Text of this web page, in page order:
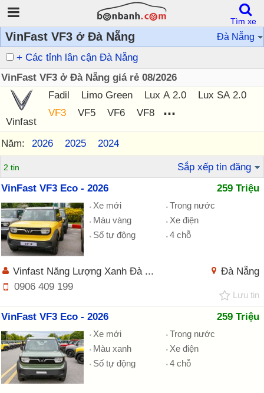
VinFast VF3 ở Đà Nẵng Đà Nẵng
+ Các tỉnh lân cận Đà Nẵng
VinFast VF3 ở Đà Nẵng giá rẻ 08/2026
Vinfast
Fadil Limo Green Lux A 2.0
Lux SA 2.0
VF3
VF5 VF6 VF8 ...
Năm: 2026 2025 2024
2 tin
Sắp xếp tin đăng
VinFast VF3 Eco - 2026
259 Triệu
Xe mới
Trong nước
Màu vàng
Xe điện
Số tự động
4 chỗ
Đà Nẵng
Vinfast Năng Lượng Xanh Đà ...
0906 409 199
Lưu tin
VinFast VF3 Eco - 2026 259 Triệu
Xe mới
Trong nước
Màu xanh
Xe điện
Số tự động
4 chỗ
Tìm xe